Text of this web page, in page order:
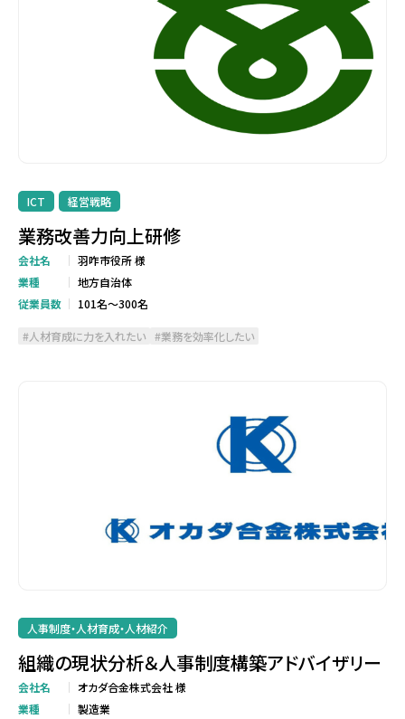
ICT 経営戦略
業務改善力向上研修
会社名
羽咋市役所 様
業種
地方自治体
従業員数
101名～300名
人材育成に力を入れたい 業務を効率化したい
人事制度・人材育成・人材紹介
組織の現状分析＆人事制度構築アドバイザリー
会社名
オカダ合金株式会社 様
業種
製造業